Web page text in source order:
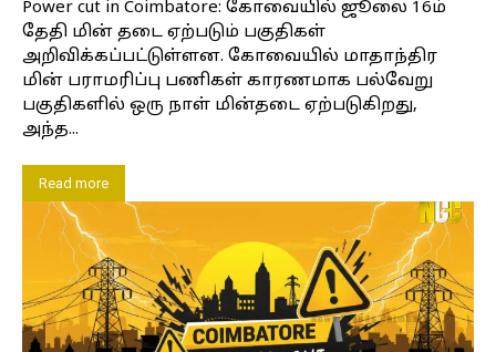
Power cut in Coimbatore: கோவையில் ஜூலை 16ம்
தேதி மின் தடை ஏற்படும் பகுதிகள்
அறிவிக்கப்பட்டுள்ளன. கோவையில் மாதாந்திர
மின் பராமரிப்பு பணிகள் காரணமாக பல்வேறு
பகுதிகளில் ஒரு நாள் மின்தடை ஏற்படுகிறது,
அந்த...
Read more